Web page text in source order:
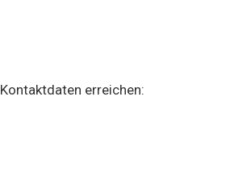
erreichen: